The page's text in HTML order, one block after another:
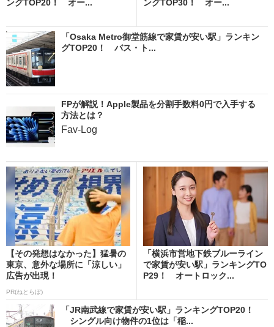
ングTOP20！ オー...
ングTOP30！ オー...
「Osaka Metro御堂筋線で家賃が安い駅」ランキン
グTOP20！ バス・ト...
FPが解説！Apple製品を分割手数料0円で入手する
方法とは？
Fav-Log
【その発想はなかった】猛暑の
東京、意外な場所に「涼しい」
広告が出現！
PR(ねとらぼ)
「横浜市営地下鉄ブルーライン
で家賃が安い駅」ランキングTO
P29！ オートロック...
「JR南武線で家賃が安い駅」ランキングTOP20！
シングル向け物件の1位は「稲...